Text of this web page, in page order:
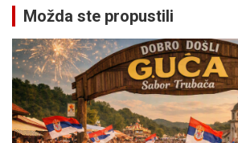
Možda ste propustili